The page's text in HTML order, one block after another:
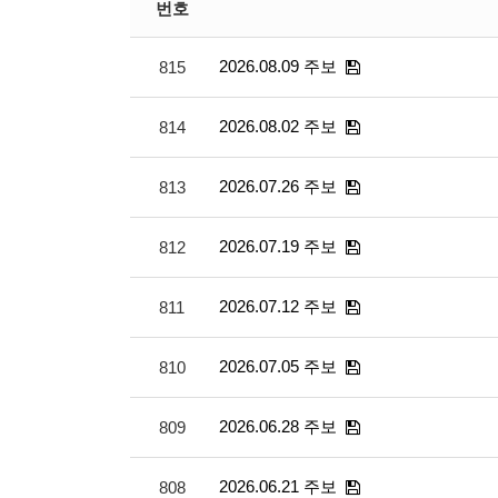
번호
815 2026.08.09 주보
814 2026.08.02 주보
813 2026.07.26 주보
812 2026.07.19 주보
811 2026.07.12 주보
810 2026.07.05 주보
809 2026.06.28 주보
808 2026.06.21 주보